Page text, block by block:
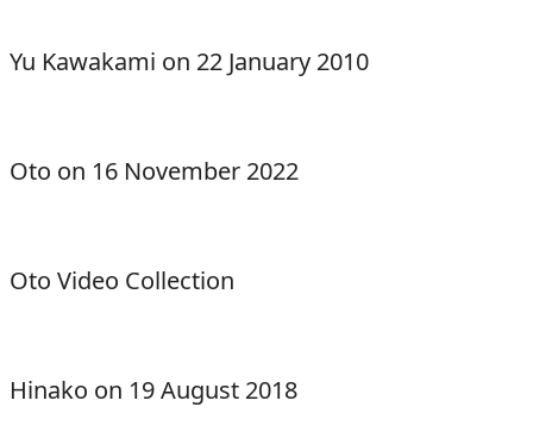
Yu Kawakami on 22 January 2010
Oto on 16 November 2022
Oto Video Collection
Hinako on 19 August 2018